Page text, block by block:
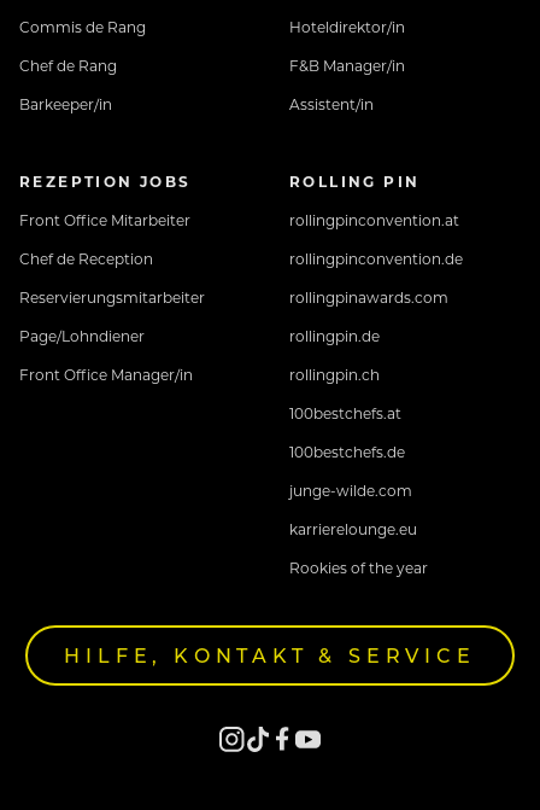
Commis de Rang
Chef de Rang
Barkeeper/in
Hoteldirektor/in
F&B Manager/in
Assistent/in
REZEPTION JOBS
Front Office Mitarbeiter
Chef de Reception
Reservierungsmitarbeiter
Page/Lohndiener
Front Office Manager/in
ROLLING PIN
rollingpinconvention.at
rollingpinconvention.de
rollingpinawards.com
rollingpin.de
rollingpin.ch
100bestchefs.at
100bestchefs.de
junge-wilde.com
karrierelounge.eu
Rookies of the year
HILFE, KONTAKT & SERVICE